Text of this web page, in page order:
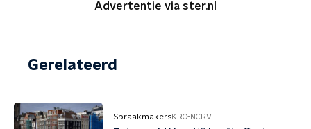
Advertentie via ster.nl
Gerelateerd
SpraakmakersKRO-NCRV